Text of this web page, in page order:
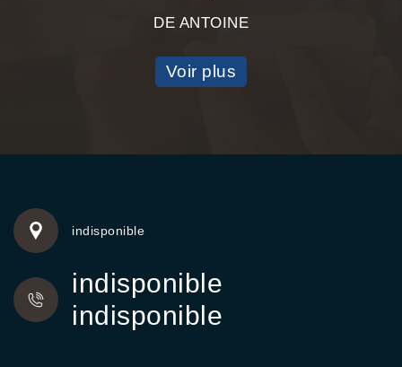
DE ANTOINE
Voir plus
indisponible
indisponible
indisponible